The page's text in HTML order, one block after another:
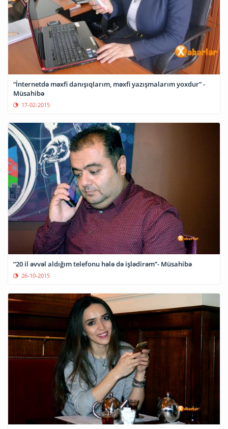
“İnternetdə məxfi danışıqlarım, məxfi yazışmalarım yoxdur” -
Müsahibə
17-02-2015
“20 il əvvəl aldığım telefonu hələ də işlədirəm”- Müsahibə
26-10-2015